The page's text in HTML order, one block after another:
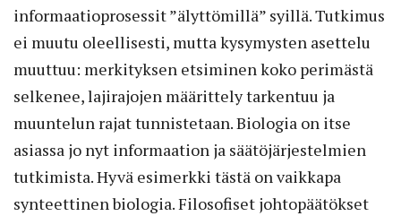
informaatioprosessit ”älyttömillä” syillä. Tutkimus
ei muutu oleellisesti, mutta kysymysten asettelu
muuttuu: merkityksen etsiminen koko perimästä
selkenee, lajirajojen määrittely tarkentuu ja
muuntelun rajat tunnistetaan. Biologia on itse
asiassa jo nyt informaation ja säätöjärjestelmien
tutkimista. Hyvä esimerkki tästä on vaikkapa
synteettinen biologia. Filosofiset johtopäätökset